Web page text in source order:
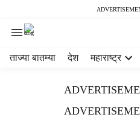
ताज्या बातम्या देश महाराष्ट्र